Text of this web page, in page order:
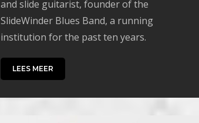
and slide guitarist, founder of the
SlideWinder Blues Band, a running
institution for the past ten years.
LEES MEER